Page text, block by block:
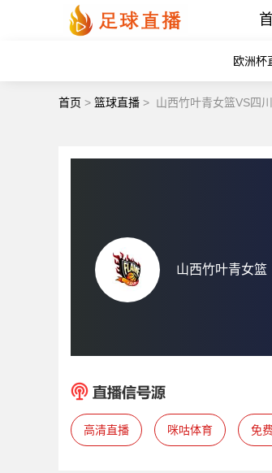
欧洲杯
首页 > 篮球直播 > 山西竹叶青女篮VS四
山西竹叶青女篮
高清直播 咪咕体育 免